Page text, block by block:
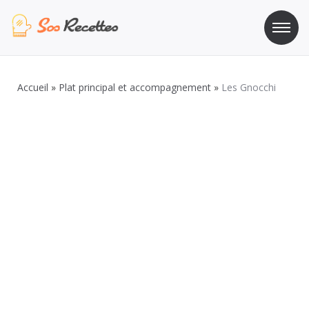
au
Accueil » Plat principal et accompagnement » Les Gnocchi